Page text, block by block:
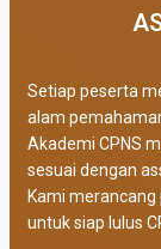
Setiap peserta
alam
Akademi CPNS
sesuai dengan
Kami
untuk siap lulus